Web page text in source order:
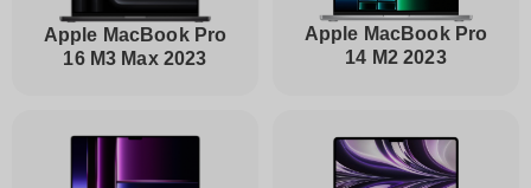
Apple MacBook Pro
16 M3 Max 2023
Apple MacBook Pro
14 M2 2023